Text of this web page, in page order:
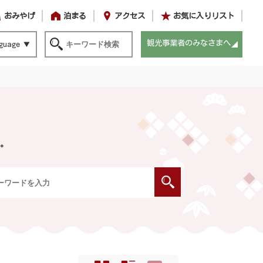
おみやげ 泊まる アクセス お気に入りリスト
観光事業者のみなさまへ